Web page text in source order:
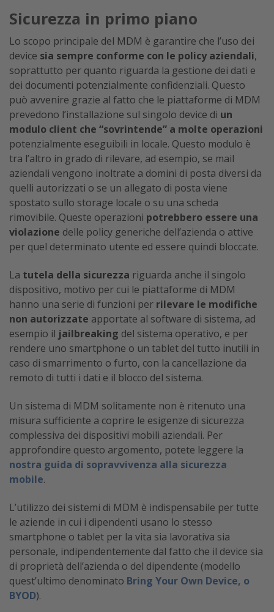
Sicurezza in primo piano
Lo scopo principale del MDM è garantire che l’uso dei
device sia sempre conforme con le policy aziendali,
soprattutto per quanto riguarda la gestione dei dati e
dei documenti potenzialmente confidenziali. Questo
può avvenire grazie al fatto che le piattaforme di MDM
prevedono l’installazione sul singolo device di un
modulo client che “sovrintende” a molte operazioni
potenzialmente eseguibili in locale. Questo modulo è
tra l’altro in grado di rilevare, ad esempio, se mail
aziendali vengono inoltrate a domini di posta diversi da
quelli autorizzati o se un allegato di posta viene
spostato sullo storage locale o su una scheda
rimovibile. Queste operazioni potrebbero essere una
violazione delle policy generiche dell’azienda o attive
per quel determinato utente ed essere quindi bloccate.
La tutela della sicurezza riguarda anche il singolo
dispositivo, motivo per cui le piattaforme di MDM
hanno una serie di funzioni per rilevare le modifiche
non autorizzate apportate al software di sistema, ad
esempio il jailbreaking del sistema operativo, e per
rendere uno smartphone o un tablet del tutto inutili in
caso di smarrimento o furto, con la cancellazione da
remoto di tutti i dati e il blocco del sistema.
Un sistema di MDM solitamente non è ritenuto una
misura sufficiente a coprire le esigenze di sicurezza
complessiva dei dispositivi mobili aziendali. Per
approfondire questo argomento, potete leggere la
nostra guida di sopravvivenza alla sicurezza
mobile.
L’utilizzo dei sistemi di MDM è indispensabile per tutte
le aziende in cui i dipendenti usano lo stesso
smartphone o tablet per la vita sia lavorativa sia
personale, indipendentemente dal fatto che il device sia
di proprietà dell’azienda o del dipendente (modello
quest’ultimo denominato Bring Your Own Device, o
BYOD).